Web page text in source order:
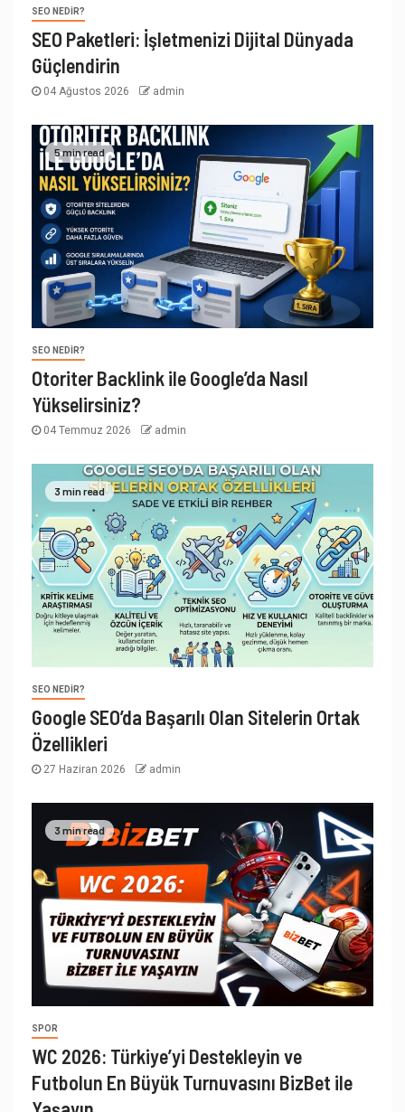
SEO NEDIR?
SEO Paketleri: İşletmenizi Dijital Dünyada
Güçlendirin
04 Ağustos 2026 admin
5 min read
SEO NEDIR?
Otoriter Backlink ile Google’da Nasıl
Yükselirsiniz?
04 Temmuz 2026 admin
3 min read
SEO NEDIR?
Google SEO’da Başarılı Olan Sitelerin Ortak
Özellikleri
27 Haziran 2026 admin
3 min read
SPOR
WC 2026: Türkiye’yi Destekleyin ve
Futbolun En Büyük Turnuvasını BizBet ile